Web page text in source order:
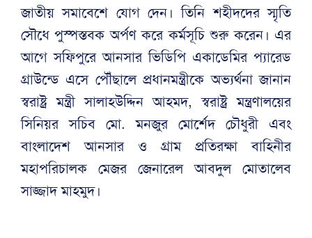
জাতীয় সমাবেশে যোগ দেন। তিনি শহীদদের স্মৃতি
সৌধে পুস্পস্তবক অর্পণ করে কর্মসূচি শুরু করেন। এর
আগে সফিপুরে আনসার ভিডিপি একাডেমির প্যারেড
গ্রাউন্ডে এসে পৌঁছালে প্রধানমন্ত্রীকে অভ্যর্থনা জানান
স্বরাষ্ট্র মন্ত্রী সালাহউদ্দিন আহমদ, স্বরাষ্ট্র মন্ত্রণালয়ের
সিনিয়র সচিব মো. মনজুর মোর্শেদ চৌধুরী এবং
বাংলাদেশ আনসার ও গ্রাম প্রতিরক্ষা বাহিনীর
মহাপরিচালক মেজর জেনারেল আবদুল মোতালেব
সাজ্জাদ মাহমুদ।